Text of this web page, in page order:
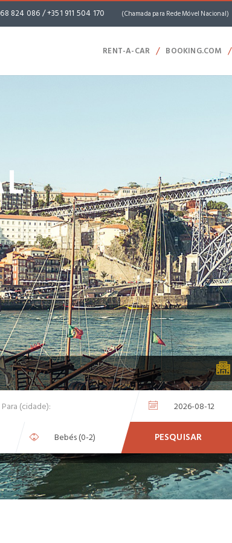
824 086 / +351 911 504 170 (Chamada para Rede Móvel Nacional)
RENT-A-CAR / BOOKING.COM /
PESQUISAR